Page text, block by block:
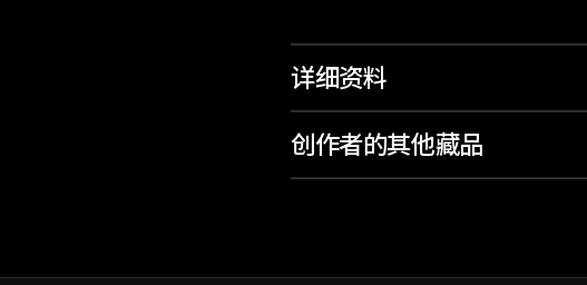
详细资料
创作者的其他藏品